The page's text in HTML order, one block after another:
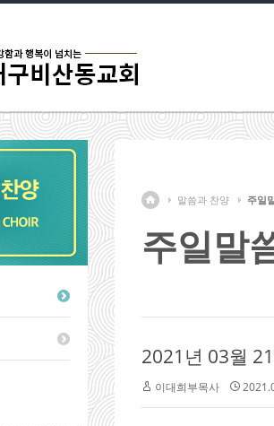
말씀과 찬양 주일
주일말
2021년 03월
이대희부목사